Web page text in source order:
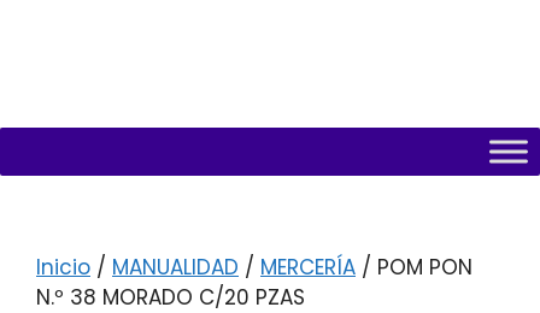
Inicio / MANUALIDAD / MERCERÍA / POM PON
N.º 38 MORADO C/20 PZAS